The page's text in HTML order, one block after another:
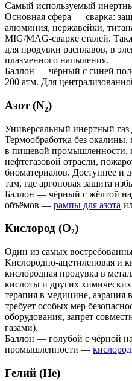
Самый используемый
Основная сфера — сварка:
алюминия, нержавейки,
MIG/MAG-сварке сталей.
для продувки расплавов, в
плазменного напыления.
Баллон — чёрный с синей
200 атм. Для
Азот (N₂)
Универсальный инертный
Термообработка без
в пищевой промышленности,
нефтегазовой отрасли,
биоматериалов. Доступнее и
там, где аргоновая защита
Баллон — чёрный с жёлтой
объёмов — рампы для азота
Кислород (O₂)
Один из самых
Кислородно-ацетиленовая и
кислородная продувка в
кислоты и других
терапия в медицине,
требует особых мер
оборудования, запрет
газами).
Баллон — голубой с чёрной
промышленности —
Гелий (He)